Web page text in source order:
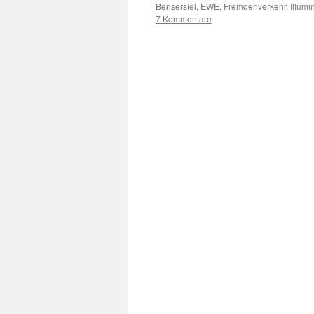
Bensersiel, EWE, Fremdenverkehr,
7 Kommentare